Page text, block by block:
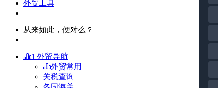
外贸工具
从来如此，便对么？
1.外贸导航
外贸常用
关税查询